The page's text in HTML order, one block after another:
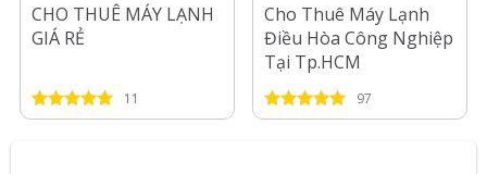
CHO THUÊ MÁY LẠNH
GIÁ RẺ
11
Cho Thuê Máy Lạnh
Điều Hòa Công Nghiệp
Tại Tp.HCM
97